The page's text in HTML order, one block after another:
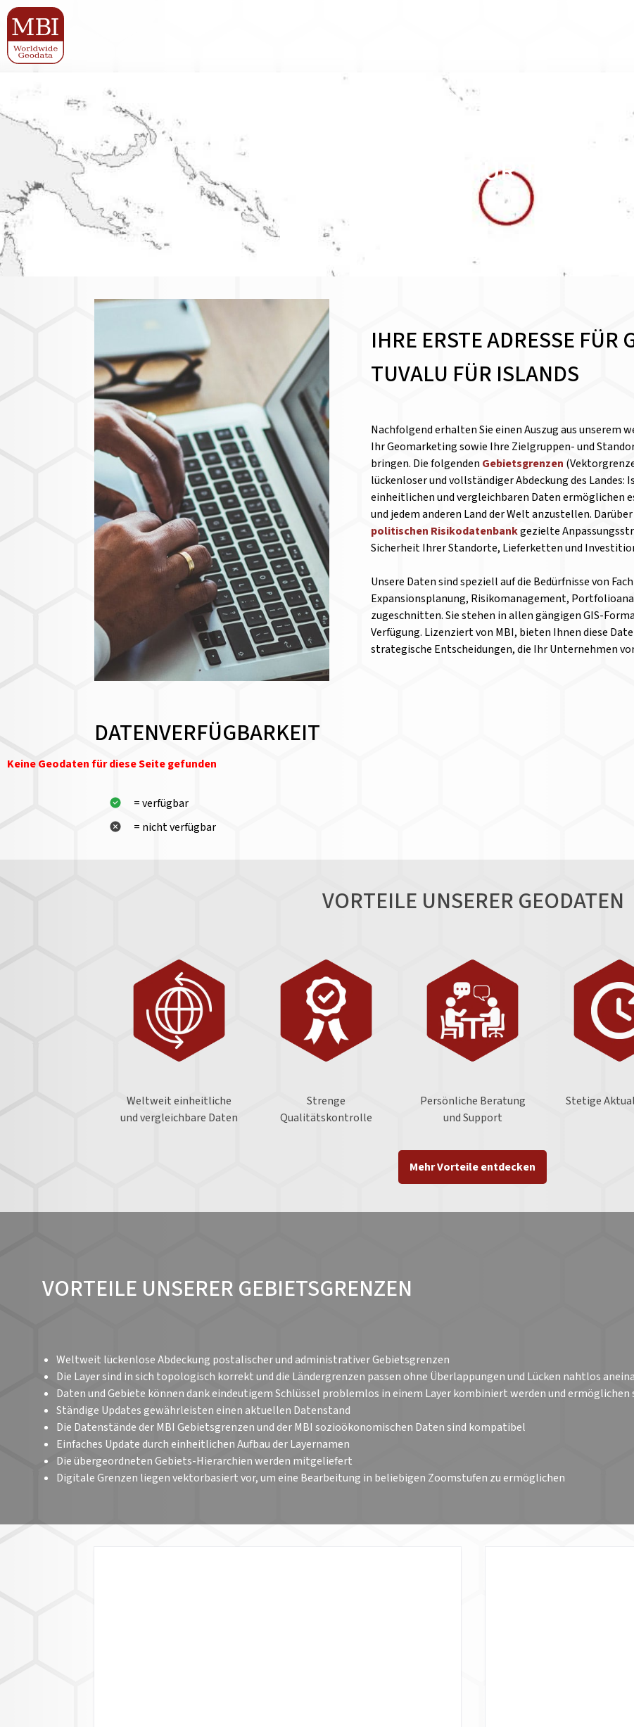
GEODATEN FÜR TUVALU
IHRE ERSTE ADRESSE FÜR
TUVALU FÜR ISLANDS
Nachfolgend erhalten Sie einen Auszug aus unserem
Ihr Geomarketing sowie Ihre Zielgruppen- und
bringen. Die folgenden Gebietsgrenzen
lückenloser und vollständiger Abdeckung des Landes:
einheitlichen und vergleichbaren Daten ermöglichen
und jedem anderen Land der Welt anzustellen.
politischen Risikodatenbankgezielte
Sicherheit Ihrer Standorte, Lieferketten und
Unsere Daten sind speziell auf die Bedürfnisse von
Expansionsplanung, Risikomanagement,
zugeschnitten. Sie stehen in allen gängigen GIS-
Verfügung. Lizenziert von MBI, bieten Ihnen diese
strategische Entscheidungen, die Ihr Unternehmen
DATENVERFÜGBARKEIT
Keine Geodaten für diese Seite gefunden
= verfügbar
= nicht verfügbar
VORTEILE UNSERER GEODATEN
Weltweit einheitliche
und vergleichbare Daten
Strenge
Qualitätskontrolle
Persönliche Beratung
und Support
Stetige
Mehr Vorteile entdecken
VORTEILE UNSERER GEBIETSGRENZEN
Weltweit lückenlose Abdeckung postalischer und administrativer Gebietsgrenzen
Die Layer sind in sich topologisch korrekt und die Ländergrenzen passen ohne Überlappungen und Lücken nahtlos
Daten und Gebiete können dank eindeutigem Schlüssel problemlos in einem Layer kombiniert werden und ermöglichen
Ständige Updates gewährleisten einen aktuellen Datenstand
Die Datenstände der MBI Gebietsgrenzen und der MBI sozioökonomischen Daten sind kompatibel
Einfaches Update durch einheitlichen Aufbau der Layernamen
Die übergeordneten Gebiets-Hierarchien werden mitgeliefert
Digitale Grenzen liegen vektorbasiert vor, um eine Bearbeitung in beliebigen Zoomstufen zu ermöglichen